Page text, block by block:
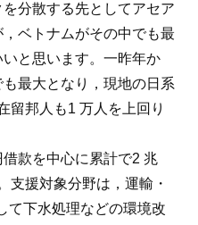
分散する先としてアセア
ベトナムがその中でも最
と思います。一昨年か
最大となり，現地の日系
留邦人も1 万人を上回り
款を中心に累計で2 兆
支援対象分野は，運輸・
て下水処理などの環境改